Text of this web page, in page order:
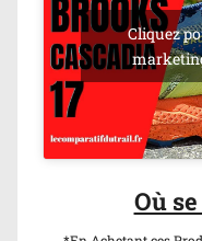
Cliquez
Où